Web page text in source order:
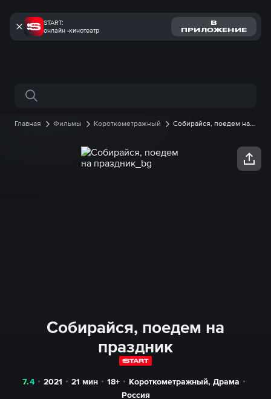
START:
онлайн -кинотеатр
В
ПРИЛОЖЕНИЕ
Поиск по сайту
Главная Фильмы Короткометражный
Собирайся, поедем на
Собирайся, поедем на
праздник
7.4 2021 21 мин 18+ Короткометражный, Драма
Россия